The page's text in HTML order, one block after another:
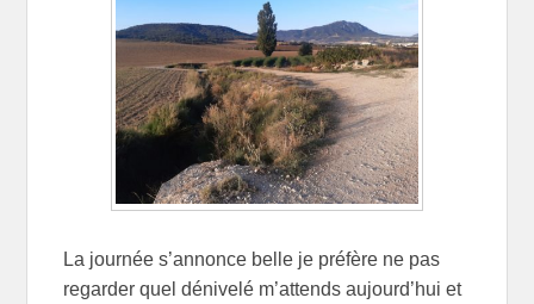
La journée s’annonce belle je préfère ne pas
regarder quel dénivelé m’attends aujourd’hui et